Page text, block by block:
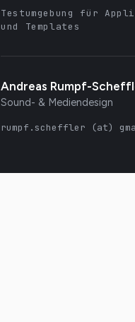
Testumgebung für
und Templates
Andreas Rumpf-
Sound- & Mediendesign
rumpf.scheffler (at)